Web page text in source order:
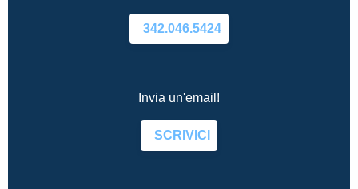
342.046.5424
Invia un'email!
SCRIVICI